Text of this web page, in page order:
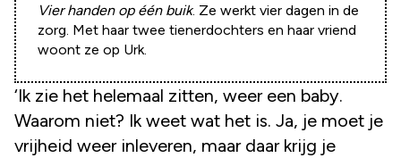
Vier handen op één buik. Ze werkt vier dagen in de
zorg. Met haar twee tienerdochters en haar vriend
woont ze op Urk.
‘Ik zie het helemaal zitten, weer een baby.
Waarom niet? Ik weet wat het is. Ja, je moet je
vrijheid weer inleveren, maar daar krijg je